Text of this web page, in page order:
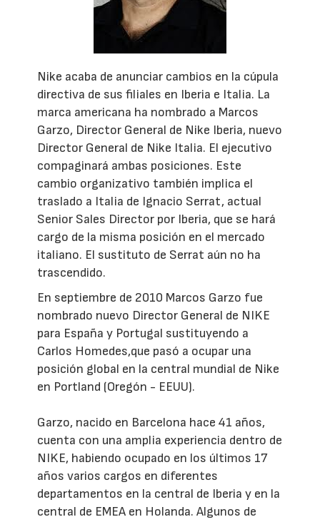
Nike acaba de anunciar cambios en la cúpula
directiva de sus filiales en Iberia e Italia. La
marca americana ha nombrado a Marcos
Garzo, Director General de Nike Iberia, nuevo
Director General de Nike Italia. El ejecutivo
compaginará ambas posiciones. Este
cambio organizativo también implica el
traslado a Italia de Ignacio Serrat, actual
Senior Sales Director por Iberia, que se hará
cargo de la misma posición en el mercado
italiano. El sustituto de Serrat aún no ha
trascendido.
En septiembre de 2010 Marcos Garzo fue
nombrado nuevo Director General de NIKE
para España y Portugal sustituyendo a
Carlos Homedes,que pasó a ocupar una
posición global en la central mundial de Nike
en Portland (Oregón - EEUU).
Garzo, nacido en Barcelona hace 41 años,
cuenta con una amplia experiencia dentro de
NIKE, habiendo ocupado en los últimos 17
años varios cargos en diferentes
departamentos en la central de Iberia y en la
central de EMEA en Holanda. Algunos de